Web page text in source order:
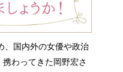
、国内外の女優や政治
わってきた岡野宏さ